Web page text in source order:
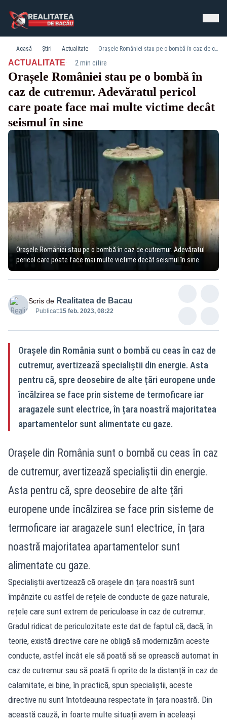
Acasă Știri Actualitate Orașele României stau pe o bombă în caz de cutremur. Adevăratul pericol care poate face mai multe victime decât seismul în sine
ACTUALITATE· 2 min citire
Orașele României stau pe o bombă în
caz de cutremur. Adevăratul pericol
care poate face mai multe victime decât
seismul în sine
Orașele României stau pe o bombă în caz de cutremur. Adevăratul
pericol care poate face mai multe victime decât seismul în sine
Scris de Realitatea de Bacau
Publicat:15 feb. 2023, 08:22
Orașele din România sunt o bombă cu ceas în caz de
cutremur, avertizează specialiștii din energie. Asta
pentru că, spre deosebire de alte țări europene unde
încălzirea se face prin sisteme de termoficare iar
aragazele sunt electrice, în țara noastră majoritatea
apartamentelor sunt alimentate cu gaze.
Orașele din România sunt o bombă cu ceas în caz
de cutremur, avertizează specialiștii din energie.
Asta pentru că, spre deosebire de alte țări
europene unde încălzirea se face prin sisteme de
termoficare iar aragazele sunt electrice, în țara
noastră majoritatea apartamentelor sunt
alimentate cu gaze.
Specialiștii avertizează că orașele din țara noastră sunt
împânzite cu astfel de rețele de conducte de gaze naturale,
rețele care sunt extrem de periculoase în caz de cutremur.
Gradul ridicat de periculozitate este dat de faptul că, dacă, în
teorie, există directive care ne obligă să modernizăm aceste
conducte, astfel încât ele să poată să se oprească automat în
caz de cutremur sau să poată fi oprite de la distanță în caz de
calamitate, ei bine, în practică, spun specialiștii, aceste
directive nu sunt întotdeauna respectate în țara noastră. Din
această cauză, în foarte multe situații avem în aceleași